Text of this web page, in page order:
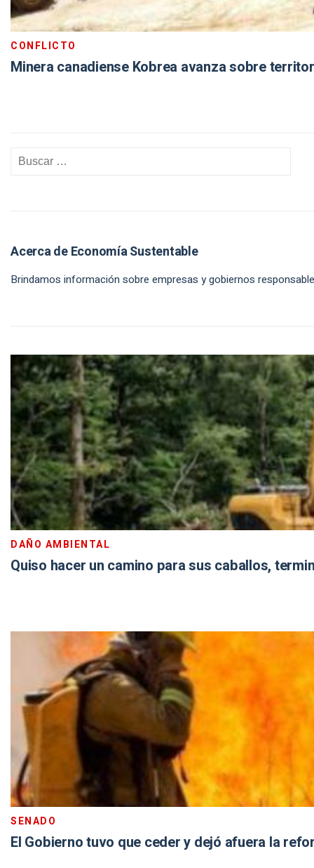
CONFLICTO
Minera canadiense Kobrea avanza sobre
Acerca de Economía Sustentable
Brindamos información sobre empresas y gobiernos
DAÑO AMBIENTAL
Quiso hacer un camino para sus caballos,
SENADO
El Gobierno tuvo que ceder y dejó afuera la